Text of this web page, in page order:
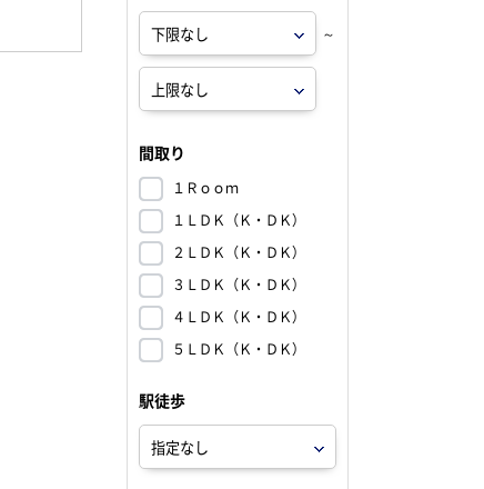
～
間取り
１Ｒｏｏｍ
１ＬＤＫ（Ｋ・ＤＫ）
２ＬＤＫ（Ｋ・ＤＫ）
３ＬＤＫ（Ｋ・ＤＫ）
４ＬＤＫ（Ｋ・ＤＫ）
５ＬＤＫ（Ｋ・ＤＫ）
駅徒歩